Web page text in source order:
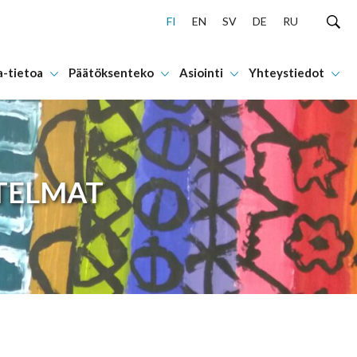
FI EN SV DE RU
tietoa Päätöksenteko Asiointi Yhteystiedot